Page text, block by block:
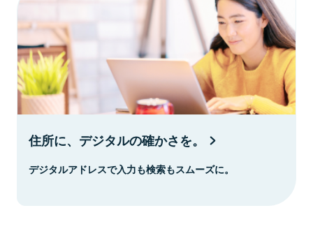
住所に、デジタルの確かさを。
デジタルアドレスで入力も検索もスムーズに。